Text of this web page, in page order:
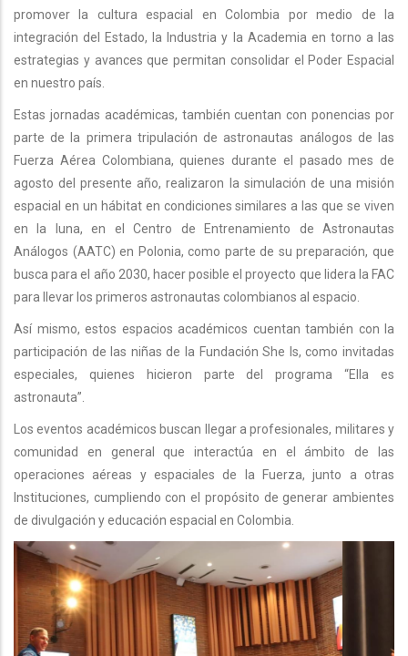
promover la cultura espacial en Colombia por medio de la
integración del Estado, la Industria y la Academia en torno a las
estrategias y avances que permitan consolidar el Poder Espacial
en nuestro país.
Estas jornadas académicas, también cuentan con ponencias por
parte de la primera tripulación de astronautas análogos de las
Fuerza Aérea Colombiana, quienes durante el pasado mes de
agosto del presente año, realizaron la simulación de una misión
espacial en un hábitat en condiciones similares a las que se viven
en la luna, en el Centro de Entrenamiento de Astronautas
Análogos (AATC) en Polonia, como parte de su preparación, que
busca para el año 2030, hacer posible el proyecto que lidera la FAC
para llevar los primeros astronautas colombianos al espacio.
Así mismo, estos espacios académicos cuentan también con la
participación de las niñas de la Fundación She Is, como invitadas
especiales, quienes hicieron parte del programa “Ella es
astronauta”.
Los eventos académicos buscan llegar a profesionales, militares y
comunidad en general que interactúa en el ámbito de las
operaciones aéreas y espaciales de la Fuerza, junto a otras
Instituciones, cumpliendo con el propósito de generar ambientes
de divulgación y educación espacial en Colombia.